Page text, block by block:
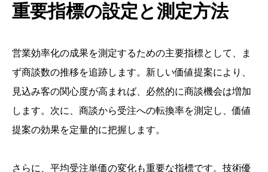
重要指標の設定と測定方法
営業効率化の成果を測定するための主要指標として、ま
ず商談数の推移を追跡します。新しい価値提案により、
見込み客の関心度が高まれば、必然的に商談機会は増加
します。次に、商談から受注への転換率を測定し、価値
提案の効果を定量的に把握します。
さらに、平均受注単価の変化も重要な指標です。技術優